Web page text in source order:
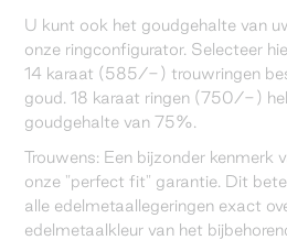
U kunt ook het goudgehalte van
onze ringconfigurator. Selecteer
14 karaat (585/-) trouwringen
goud. 18 karaat ringen (750/-)
goudgehalte van 75%.
Trouwens: Een bijzonder kenmerk
onze "perfect fit" garantie. Dit
alle edelmetaallegeringen exact
edelmetaalkleur van het